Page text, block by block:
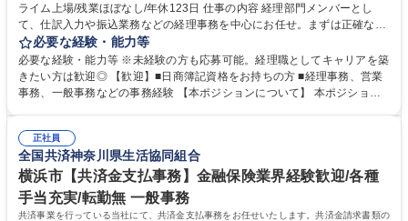
寮・社宅あり
ライム上場/残業ほぼなし/年休123日 仕事の内容 経理部門メンバーとし
て、仕訳入力や振込業務などの経理事務を中心にお任せ。まずは正確な入
力・確認業務からスタートし、既存メンバーと一緒に業務を進めながら段
階的に経理知識を身につけていただきます。 【具体的には】 ■社内稟議に
基づく仕訳入力 ■月末の振込業務 ■明細作成 ■伝票処理、記帳業務 ■既存
メンバーの業務サポート 【将来的には】 ■月次決算補助 ■四半期・年次決
想定です。 募集職種 未経験歓迎【経理/みなとみらい】プライム上場/残業
ほぼなし/年休123日
必要な経験・能力等
必要な経験・能力等 ※未経験の方も応募可能。経理職としてキャリアを築
きたい方は歓迎◎ 【歓迎】■日商簿記資格をお持ちの方 ■経理事務、営業
事務、一般事務などの事務経験 【本ポジションについて】 本ポジション
当し、3～5年をかけて月次決算・四半期決算・開示資料作成補助などへス
テップアップできます。また、残業は通常月ほぼなく、決算月でも10時間
未満のため、無理なく経理として専門性を身につけられる環境です。 学
歴・資格 学歴：大学院 大学 高専 短大 専修学校 高校 語学力： 資格：日商
簿記検定1級 日商簿記検定2級
正社員
全国共済神奈川県生活協同組合
横浜市【共済金支払事務】金融保険業界経験歓迎/各種
手当充実/転勤無 一般事務
共済事業を行っている当社にて、共済金支払事務をお任せいたします。共済金請求書類の